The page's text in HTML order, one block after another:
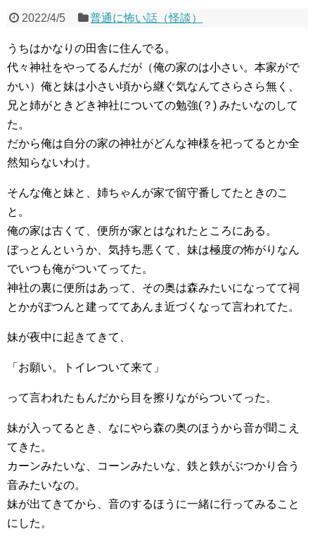
2022/4/5 普通に怖い話（怪談）
うちはかなりの田舎に住んでる。
代々神社をやってるんだが（俺の家のは小さい。本家がで
かい）俺と妹は小さい頃から継ぐ気なんてさらさら無く、
兄と姉がときどき神社についての勉強(？) みたいなのして
た。
だから俺は自分の家の神社がどんな神様を祀ってるとか全
然知らないわけ。
そんな俺と妹と、姉ちゃんが家で留守番してたときのこ
と。
俺の家は古くて、便所が家とはなれたところにある。
ぼっとんというか、気持ち悪くて、妹は極度の怖がりなん
でいつも俺がついてってた。
神社の裏に便所はあって、その奥は森みたいになってて祠
とかがぽつんと建っててあんま近づくなって言われてた。
妹が夜中に起きてきて、
「お願い。トイレついて来て」
って言われたもんだから目を擦りながらついてった。
妹が入ってるとき、なにやら森の奥のほうから音が聞こえ
てきた。
カーンみたいな、コーンみたいな、鉄と鉄がぶつかり合う
音みたいなの。
妹が出てきてから、音のするほうに一緒に行ってみること
にした。